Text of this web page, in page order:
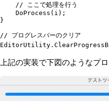
    // ここで処理を行う
    DoProcess
(i);
}
// プログレスバーのクリア
EditorUtility .
上記の実装で下図のようなプ